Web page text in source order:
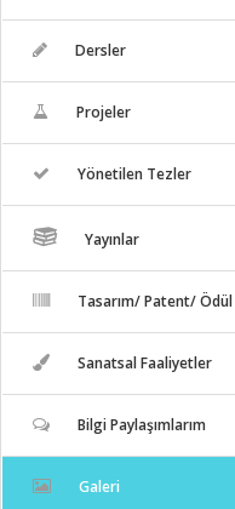
Dersler
Projeler
Yönetilen Tezler
Yayınlar
Tasarım/ Patent/ Ödül
Sanatsal Faaliyetler
Bilgi Paylaşımlarım
Galeri